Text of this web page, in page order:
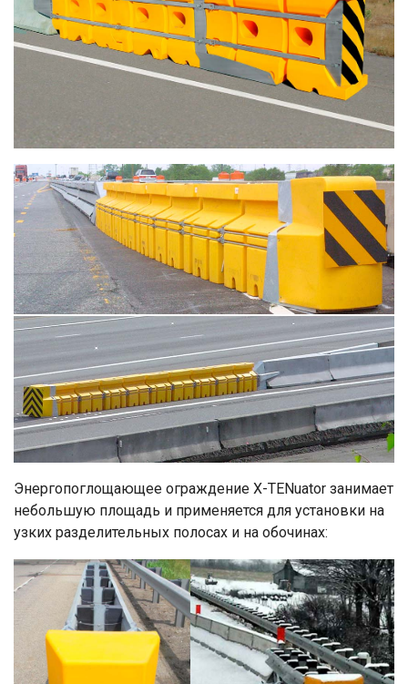
Энергопоглощающее ограждение X-TENuator занимает
небольшую площадь и применяется для установки на
узких разделительных полосах и на обочинах: